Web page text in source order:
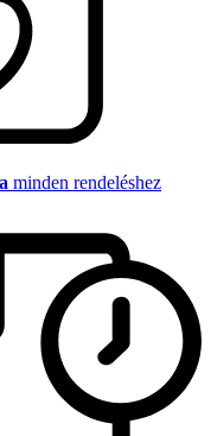
minden rendeléshez